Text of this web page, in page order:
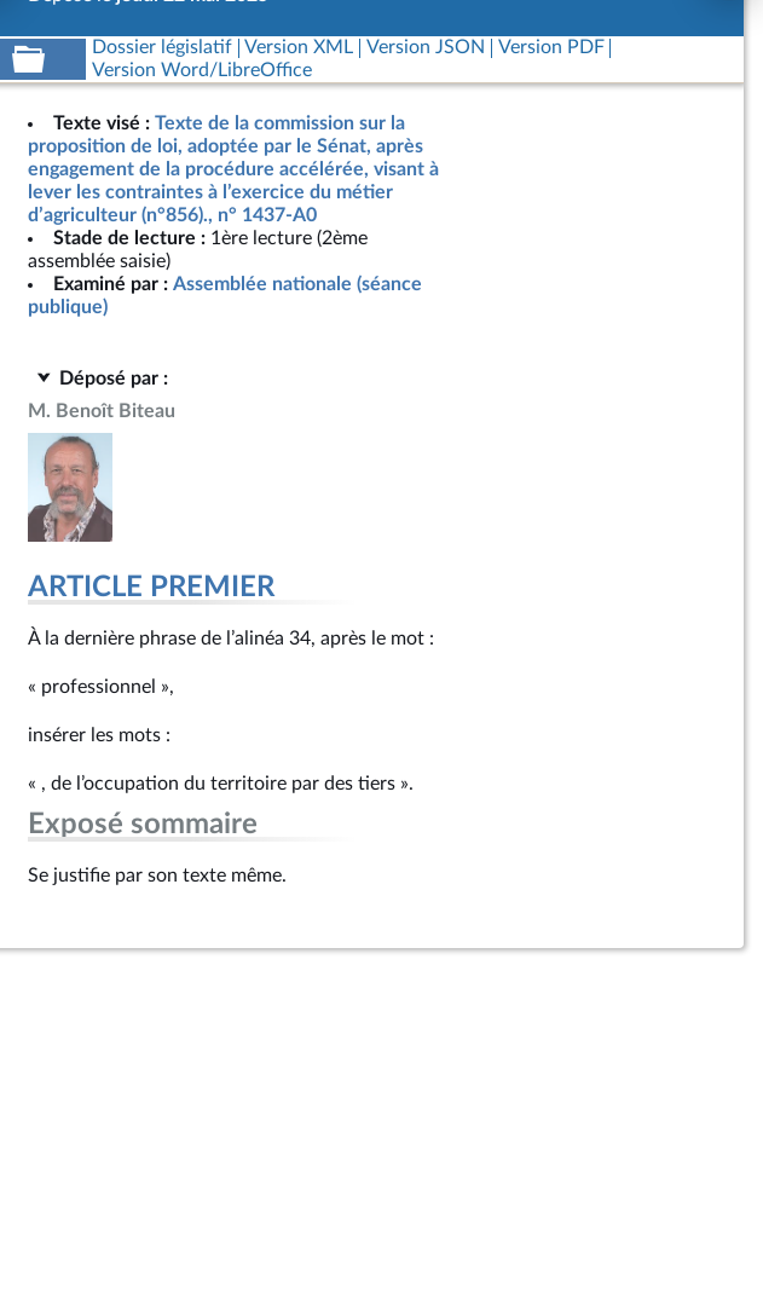
Dossier législatif Version XML Version JSON
Version PDF
Version Word/LibreOffice
Texte visé : Texte de la commission sur la
proposition de loi, adoptée par le Sénat, après
engagement de la procédure accélérée, visant à
lever les contraintes à l’exercice du métier
d’agriculteur (n°856)., n° 1437-A0
Stade de lecture : 1ère lecture (2ème
assemblée saisie)
Examiné par : Assemblée nationale (séance
publique)
Déposé par :
M. Benoît Biteau
ARTICLE PREMIER
À la dernière phrase de l’alinéa 34, après le mot :
« professionnel »,
insérer les mots :
« , de l’occupation du territoire par des tiers ».
Exposé sommaire
Se justifie par son texte même.